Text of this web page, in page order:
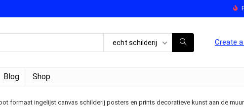
echt schilderij Create
Blog Shop
formaat ingelijst canvas schilderij posters en prints decoratieve kunst aan de